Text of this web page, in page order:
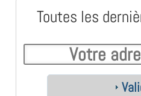
Toutes les